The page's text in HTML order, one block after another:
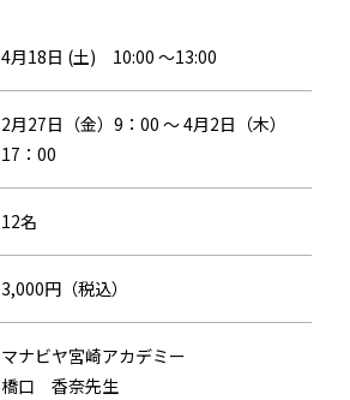
4月18日 (土) 10:00 ～13:00
2月27日（金）9：00 ～ 4月2日（木）
17：00
12名
3,000円（税込）
マナビヤ宮崎アカデミー
橋口 香奈先生